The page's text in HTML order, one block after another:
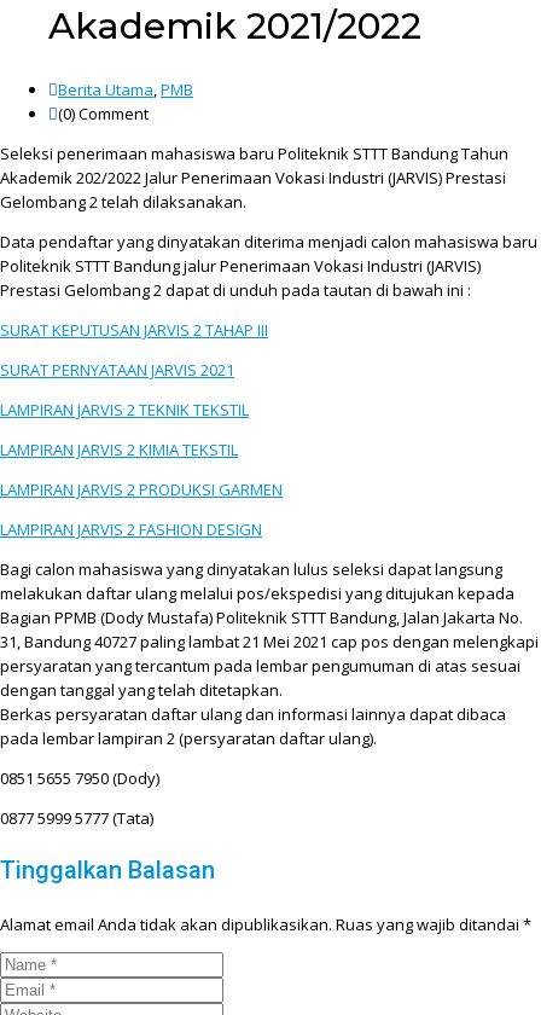
Akademik 2021/2022
Berita Utama,PMB
(0)Comment
Seleksi penerimaan mahasiswa baru Politeknik STTT Bandung Tahun
Akademik 202/2022 Jalur Penerimaan Vokasi Industri (JARVIS) Prestasi
Gelombang 2 telah dilaksanakan.
Data pendaftar yang dinyatakan diterima menjadi calon mahasiswa baru
Politeknik STTT Bandung jalur Penerimaan Vokasi Industri (JARVIS)
Prestasi Gelombang 2 dapat di unduh pada tautan di bawah ini :
SURAT KEPUTUSAN JARVIS 2 TAHAP III
SURAT PERNYATAAN JARVIS 2021
LAMPIRAN JARVIS 2 TEKNIK TEKSTIL
LAMPIRAN JARVIS 2 KIMIA TEKSTIL
LAMPIRAN JARVIS 2 PRODUKSI GARMEN
LAMPIRAN JARVIS 2 FASHION DESIGN
Bagi calon mahasiswa yang dinyatakan lulus seleksi dapat langsung
melakukan daftar ulang melalui pos/ekspedisi yang ditujukan kepada
Bagian PPMB (Dody Mustafa) Politeknik STTT Bandung, Jalan Jakarta No.
31, Bandung 40727 paling lambat 21 Mei 2021 cap pos dengan melengkapi
persyaratan yang tercantum pada lembar pengumuman di atas sesuai
dengan tanggal yang telah ditetapkan.
Berkas persyaratan daftar ulang dan informasi lainnya dapat dibaca
pada lembar lampiran 2 (persyaratan daftar ulang).
0851 5655 7950 (Dody)
0877 5999 5777 (Tata)
Tinggalkan Balasan
Alamat email Anda tidak akan dipublikasikan. Ruas yang wajib ditandai *